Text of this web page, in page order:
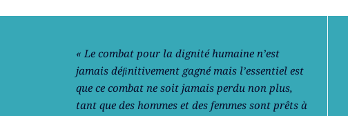
« Le combat pour la dignité humaine n’est
jamais déﬁnitivement gagné mais l’essentiel est
que ce combat ne soit jamais perdu non plus,
tant que des hommes et des femmes sont prêts à